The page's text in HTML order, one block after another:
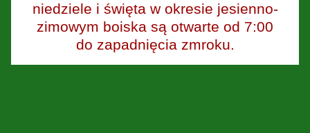
niedziele i święta w okresie jesienno-
zimowym boiska są otwarte od 7:00
do zapadnięcia zmroku.